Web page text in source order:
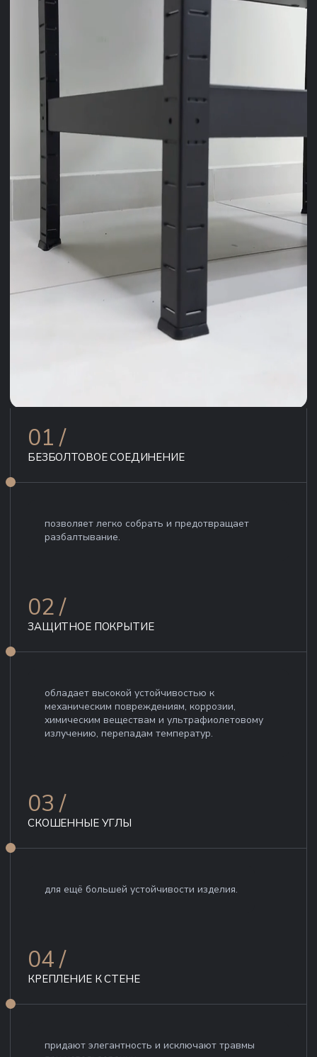
01 /
БЕЗБОЛТОВОЕ СОЕДИНЕНИЕ
02 /
ЗАЩИТНОЕ ПОКРЫТИЕ
позволяет легко собрать и предотвращает
разбалтывание.
обладает высокой устойчивостью к
механическим повреждениям, коррозии,
химическим веществам и ультрафиолетовому
излучению, перепадам температур.
03 /
СКОШЕННЫЕ УГЛЫ
04 /
КРЕПЛЕНИЕ К СТЕНЕ
придают элегантность и исключают травмы
для ещё большей устойчивости изделия.